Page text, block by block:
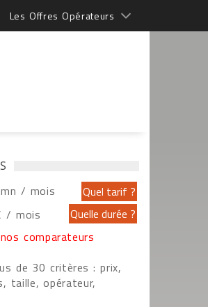
Les Offres Opérateurs
mn / mois
/ mois
comparateurs
de 30 critères : prix,
taille, opérateur,